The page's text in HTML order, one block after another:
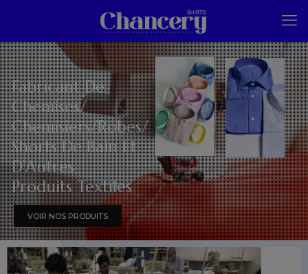
Fabricant De
Chemises/
Chemisiers/Robes/
Shorts De Bain Et
D’Autres
Produits Textiles
VOIR NOS PRODUITS